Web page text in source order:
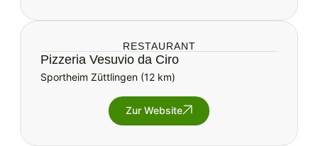
RESTAURANT
Pizzeria Vesuvio da Ciro
Sportheim Züttlingen (12 km)
Zur Website